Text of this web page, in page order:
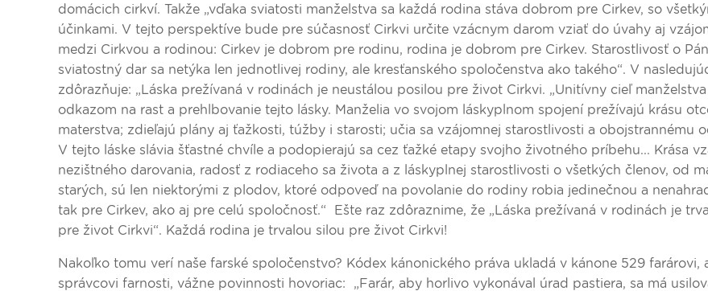
domácich cirkví. Takže „vďaka sviatosti manželstva sa každá rodina stáva dobrom pre Cirkev, so
účinkami. V tejto perspektíve bude pre súčasnosť Cirkvi určite vzácnym darom vziať do úvahy aj
medzi Cirkvou a rodinou: Cirkev je dobrom pre rodinu, rodina je dobrom pre Cirkev. Starostlivosť o
sviatostný dar sa netýka len jednotlivej rodiny, ale kresťanského spoločenstva ako takého“. V
zdôrazňuje: „Láska prežívaná v rodinách je neustálou posilou pre život Cirkvi. „Unitívny cieľ
odkazom na rast a prehlbovanie tejto lásky. Manželia vo svojom láskyplnom spojení prežívajú krásu
materstva; zdieľajú plány aj ťažkosti, túžby i starosti; učia sa vzájomnej starostlivosti a obojstrannému
V tejto láske slávia šťastné chvíle a podopierajú sa cez ťažké etapy svojho životného príbehu... Krása
nezištného darovania, radosť z rodiaceho sa života a z láskyplnej starostlivosti o všetkých členov, od
starých, sú len niektorými z plodov, ktoré odpoveď na povolanie do rodiny robia jedinečnou a
tak pre Cirkev, ako aj pre celú spoločnosť.“ Ešte raz zdôraznime, že „Láska prežívaná v rodinách je
pre život Cirkvi“. Každá rodina je trvalou silou pre život Cirkvi!
Nakoľko tomu verí naše farské spoločenstvo? Kódex kánonického práva ukladá v kánone 529 farárovi,
správcovi farnosti, vážne povinnosti hovoriac: „Farár, aby horlivo vykonával úrad pastiera, sa má